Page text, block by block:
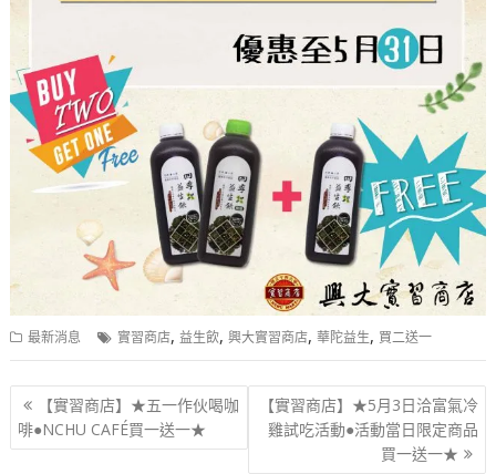
最新消息 實習商店,益生飲,興大實習商店,華陀益生, 買二送一
文
章
導
【實習商店】★五一作伙喝咖
啡●NCHU CAFÉ買一送一★
【實習商店】★5月3日洽富氣冷
雞試吃活動●活動當日限定商品
買一送一★